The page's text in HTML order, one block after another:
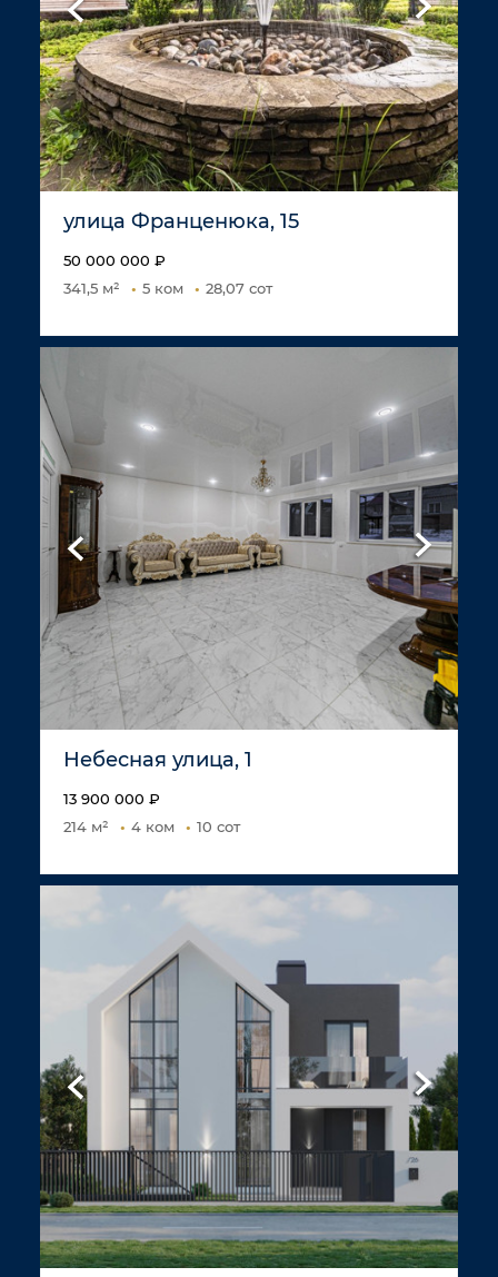
улица Франценюка, 15
50 000 000 ₽
341,5 м²
5 ком 28,07 сот
Небесная улица, 1
13 900 000 ₽
214 м²
4 ком 10 сот